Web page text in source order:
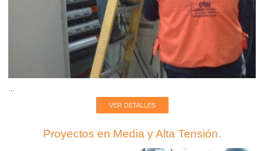
VER DETALLES
Proyectos en Media y Alta Tensión.